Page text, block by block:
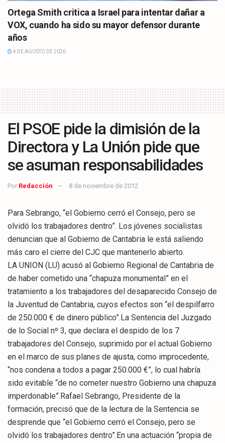
Ortega Smith critica a Israel para intentar dañar a
VOX, cuando ha sido su mayor defensor durante
años
4 DE AGOSTO DE 2026
El PSOE pide la dimisión de la
Directora y La Unión pide que
se asuman responsabilidades
Por Redacción 8 de noviembre de 2012
Para Sebrango, “el Gobierno cerró el Consejo, pero se
olvidó los trabajadores dentro”. Los jóvenes socialistas
denuncian que al Gobierno de Cantabria le está saliendo
más caro el cierre del CJC que mantenerlo abierto.
LA UNION (LU) acusó al Gobierno Regional de Cantabria de
de haber cometido una “chapuza monumental” en el
tratamiento a los trabajadores del desaparecido Consejo de
la Juventud de Cantabria, cuyos efectos son “el despilfarro
de 250.000 € de dinero público”.La Sentencia del Juzgado
de lo Social nº 3, que declara el despido de los 7
trabajadores del Consejo, suprimido por el actual Gobierno
en el marco de sus planes de ajusta, como improcedente,
“nos condena a todos a pagar 250.000 €”, lo cual habría
sido evitable “de no cometer nuestro Gobierno una chapuza
imperdonable”.Rafael Sebrango, Presidente de la
formación, precisó que de la lectura de la Sentencia se
desprende que “el Gobierno cerró el Consejo, pero se
olvidó los trabajadores dentro”.En una actuación “propia de